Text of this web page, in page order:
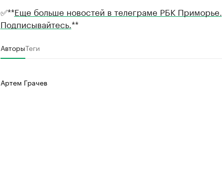
✅**Еще больше новостей в телеграме РБК Приморье.
Подписывайтесь.**
АвторыТеги
Артем Грачев